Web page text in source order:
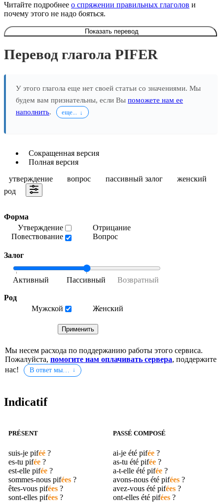
Читайте подробнее о спряжении правильных глаголов и
почему этого не надо бояться.
Показать перевод
Перевод глагола PIFER
У этого глагола еще нет своей статьи со значениями. Мы
будем вам признательны, если Вы поможете нам ее
наполнить. еще...
Сокращенная версия
Полная версия
утверждение
вопрос пассивный залог
женский
род
Форма
Утверждение
Повествование
Отрицание
Вопрос
Залог
Род
Мужской
Женский
Мы несем расхода по поддержанию работы этого сервиса.
Пожалуйста, помогите нам оплачивать сервера, поддержите
нас!
В ответ мы…
Indicatif
PRÉSENT
suis-je piféé ?
es-tu pifée ?
est-elle pifée ?
sommes-nous pifées ?
êtes-vous pifées ?
sont-elles pifées ?
PASSÉ COMPOSÉ
ai-je été pifée?
as-tu été pifée?
a-t-elle été pifée?
avons-nous été pifées?
avez-vous été pifées?
ont-elles été pifées?